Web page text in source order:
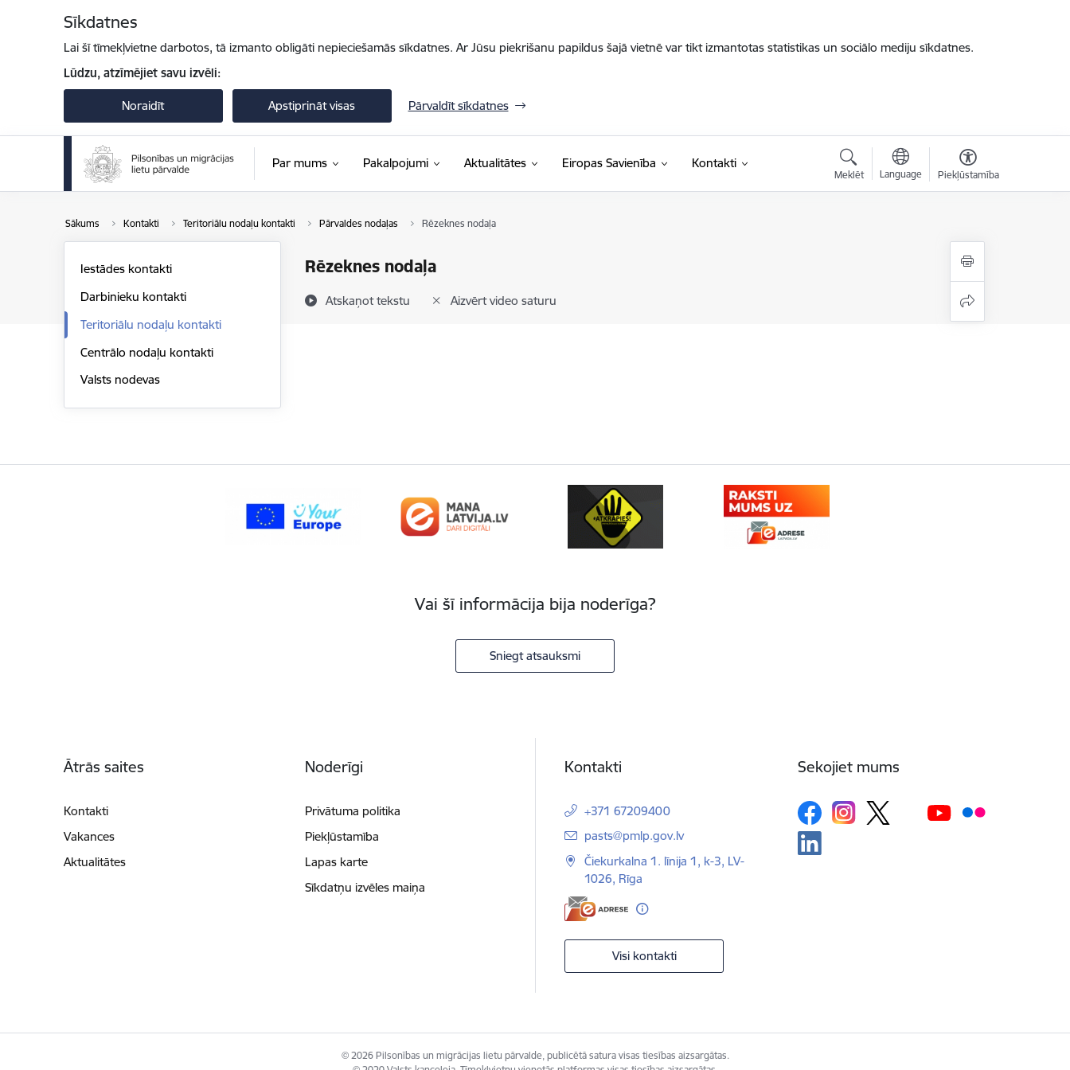
Sīkdatnes
Lai šī tīmekļvietne darbotos, tā izmanto obligāti nepieciešamās sīkdatnes. Ar Jūsu piekrišanu papildus šajā vietnē var tikt izmantotas statistikas un sociālo mediju sīkdatnes.
Lūdzu, atzīmējiet savu izvēli:
Noraidīt Apstiprināt visas Pārvaldīt sīkdatnes
Par mums Pakalpojumi Aktualitātes Eiropas Savienība Kontakti
Meklēt Language Piekļūstamība
Sākums Kontakti Teritoriālu nodaļu kontakti Pārvaldes nodaļas Rēzeknes nodaļa
Rēzeknes nodaļa
Atskaņot tekstu Aizvērt video saturu
Iestādes kontakti
Darbinieku kontakti
Teritoriālu nodaļu kontakti
Centrālo nodaļu kontakti
Valsts nodevas
Vai šī informācija bija noderīga?
Sniegt atsauksmi
Ātrās saites
Kontakti
Vakances
Aktualitātes
Noderīgi
Privātuma politika
Piekļūstamība
Lapas karte
Sīkdatņu izvēles maiņa
Kontakti
+371 67209400
E-pasts:
pasts@pmlp.gov.lv
Čiekurkalna 1. līnija 1, k-3, LV-
1026, Rīga
Visi kontakti
Sekojiet mums
© 2026 Pilsonības un migrācijas lietu pārvalde, publicētā satura visas tiesības aizsargātas.